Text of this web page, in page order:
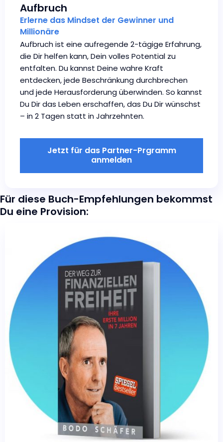
Aufbruch
Erlerne das Mindset der Gewinner und
Millionäre
Aufbruch ist eine aufregende 2-tägige Erfahrung,
die Dir helfen kann, Dein volles Potential zu
entfalten. Du kannst Deine wahre Kraft
entdecken, jede Beschränkung durchbrechen
und jede Herausforderung überwinden. So kannst
Du Dir das Leben erschaffen, das Du Dir wünschst
– in 2 Tagen statt in Jahrzehnten.
Jetzt für das Partner-Prgramm
anmelden
Für diese Buch-Empfehlungen bekommst
Du eine Provision: